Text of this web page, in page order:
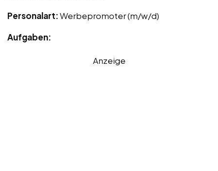
Personalart:Werbepromoter (m/w/d)
Aufgaben:
Anzeige